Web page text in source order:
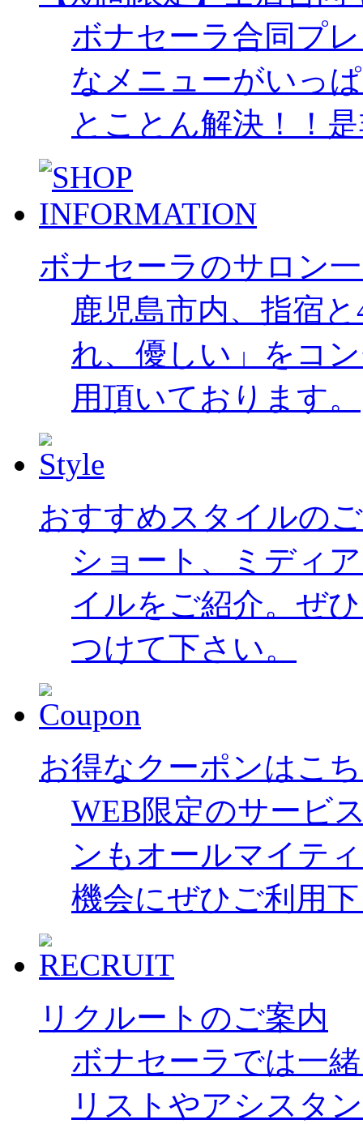
ボナセーラ合同プ
なメニューがいっ
とことん解決！！
ボナセーラのサロン
鹿児島市内、指宿
れ、優しい」をコ
用頂いております。
おすすめスタイルの
ショート、ミディ
イルをご紹介。ぜ
つけて下さい。
お得なクーポンはこ
WEB限定のサービ
ンもオールマイテ
機会にぜひご利用
リクルートのご案内
ボナセーラでは一
リストやアシスタ